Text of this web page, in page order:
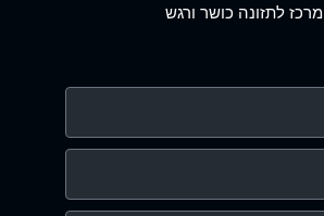
מרכז לתזונה כושר ורגש